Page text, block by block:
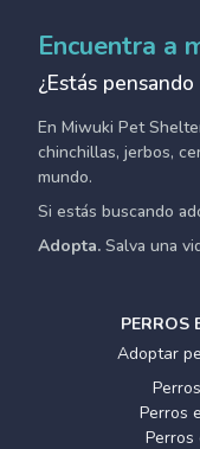
Encuentra a
¿Estás
En Miwuki Pet
chinchillas, jerbos,
mundo.
Si estás buscando
Adopta. Salva una
PERROS
Adoptar
Perros
Perros